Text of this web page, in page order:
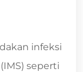
infeksi
seperti